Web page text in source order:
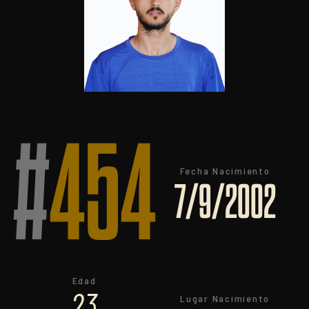
#454 Fecha Nacimiento
7/9/2002
Edad
Lugar Nacimiento